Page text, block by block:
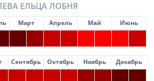
ЕЛЬЦА ЛОБНЯ
Март Апрель Май Июнь
Сентябрь Октябрь Ноябрь Декабрь